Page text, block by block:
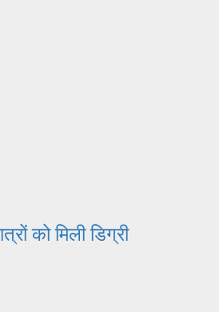
को मिली डिग्री